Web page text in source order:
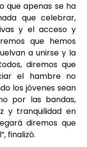
que apenas se ha
que celebrar,
y el acceso y
que hemos
a unirse y la
diremos que
el hambre no
los jóvenes sean
por las bandas,
y tranquilidad en
diremos que
finalizó.